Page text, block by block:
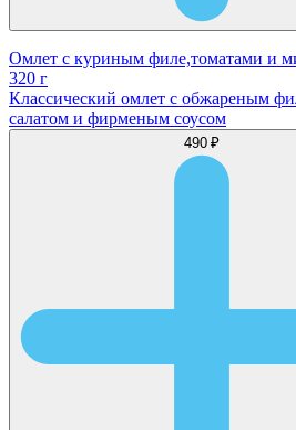
Омлет с куриным филе,томатами и
320 г
Классический омлет с обжареным
салатом и фирменым соусом
490 ₽